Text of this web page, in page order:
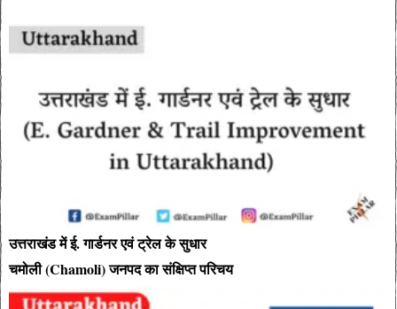
उत्तराखंड में ई. गार्डनर एवं ट्रेल के सुधार
चमोली (Chamoli) जनपद का संक्षिप्त परिचय